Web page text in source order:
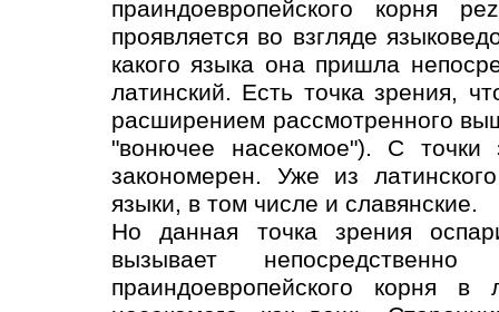
праиндоевропейского корня
проявляется во взгляде
какого языка она пришла
латинский. Есть точка зрения,
расширением рассмотренного
"вонючее насекомое"). С точки
закономерен. Уже из
языки, в том числе и славянские.
Но данная точка зрения
вызывает
праиндоевропейского корня